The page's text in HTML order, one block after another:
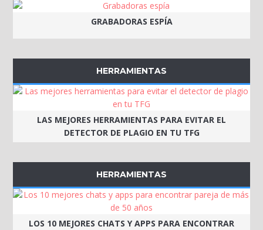
GRABADORAS ESPÍA
HERRAMIENTAS
LAS MEJORES HERRAMIENTAS PARA EVITAR EL
DETECTOR DE PLAGIO EN TU TFG
HERRAMIENTAS
LOS 10 MEJORES CHATS Y APPS PARA ENCONTRAR